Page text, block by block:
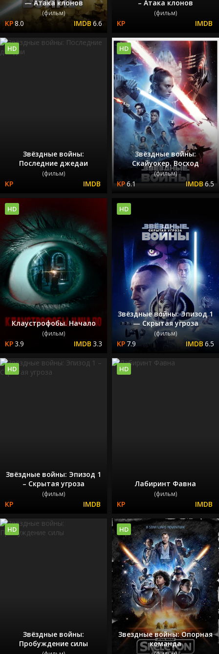
— Атака клонов
(фильм)
8.0 6.6
– Атака клонов
(фильм)
Звёздные войны:
Последние джедаи
(фильм)
HD
Звёздные войны:
Скайуокер. Восход
(фильм)
6.1 6.5
HD
Клаустрофобы. Начало
(фильм)
3.9 3.3
HD
Звёздные войны: Эпизод 1
— Скрытая угроза
(фильм)
7.9 6.5
HD
Звёздные войны: Эпизод 1
– Скрытая угроза
(фильм)
HD
Лабиринт Фавна
(фильм)
HD
Звёздные войны:
Пробуждение силы
HD
Звездные войны: Опорная
команда
HD